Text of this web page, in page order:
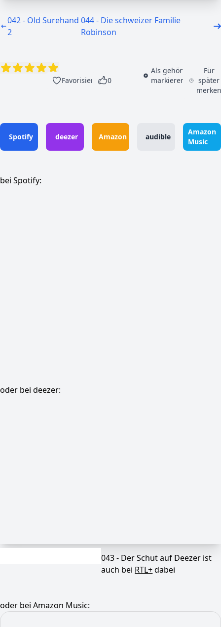
042 - Old Surehand
2
044 - Die schweizer Familie
Robinson
Favorisieren 0
Als gehört
markieren
Für
später
Spotify deezer Amazon audible
Amazon
Music
bei Spotify:
oder bei deezer:
043 - Der Schut auf Deezer ist
auch bei RTL+dabei
oder bei Amazon Music: